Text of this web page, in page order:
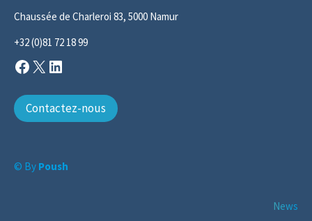
Chaussée de Charleroi 83, 5000 Namur
+32 (0)81 72 18 99
Facebook
X
Contactez-nous
© By Poush
News